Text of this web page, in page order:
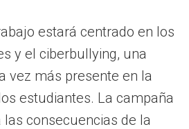
estará centrado en los
y el ciberbullying, una
vez más presente en la
estudiantes. La campaña
consecuencias de la